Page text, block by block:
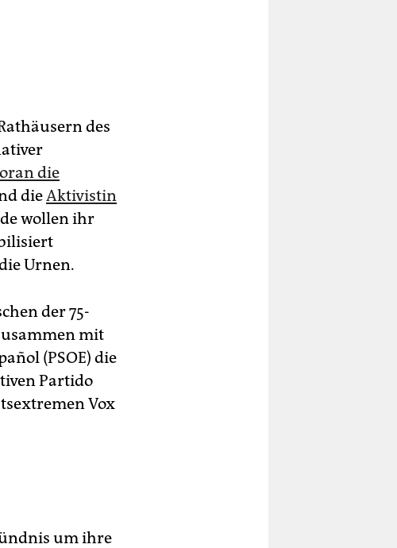
des
die
dieAktivistin
wollen ihr
Urnen.
der 75-
mit
(PSOE) die
Partido
Vox
um ihre